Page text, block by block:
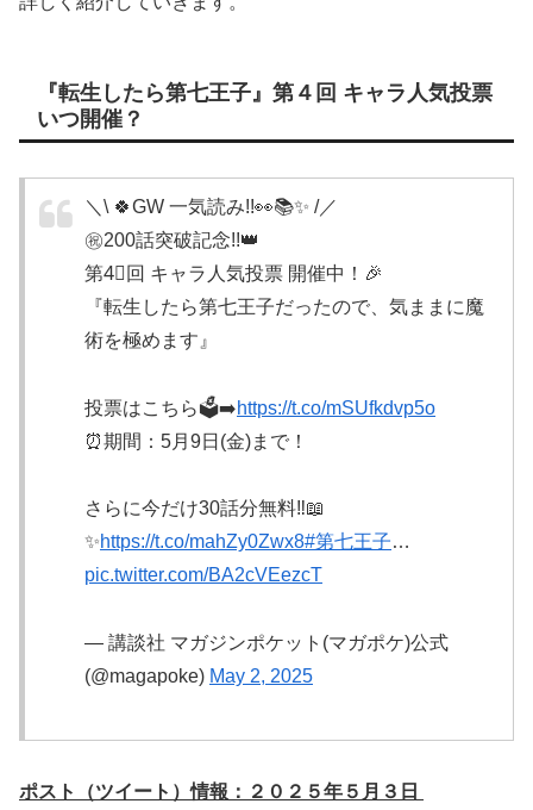
『転生したら第七王子』第４回 キャラ人気投票
いつ開催？
＼\ 🍀GW 一気読み!!👀📚✨ /／
㊗️200話突破記念!!👑
第4⃣回 キャラ人気投票 開催中！🎉
『転生したら第七王子だったので、気ままに魔
術を極めます』
投票はこちら🗳️➡️https://t.co/mSUfkdvp5o
⏰期間：5月9日(金)まで！
さらに今だけ30話分無料‼️📖
✨https://t.co/mahZy0Zwx8#第七王子…
pic.twitter.com/BA2cVEezcT
— 講談社 マガジンポケット(マガポケ)公式
(@magapoke) May 2, 2025
ポスト（ツイート）情報：２０２５年５月３日